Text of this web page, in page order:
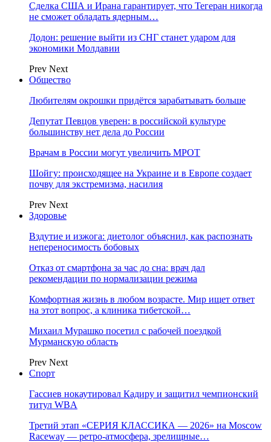
Сделка США и Ирана гарантирует, что Тегеран никогда
не сможет обладать ядерным…
Додон: решение выйти из СНГ станет ударом для
экономики Молдавии
Prev Next
Общество
Любителям окрошки придётся зарабатывать больше
Депутат Певцов уверен: в российской культуре
большинству нет дела до России
Врачам в России могут увеличить МРОТ
Шойгу: происходящее на Украине и в Европе создает
почву для экстремизма, насилия
Prev Next
Здоровье
Вздутие и изжога: диетолог объяснил, как распознать
непереносимость бобовых
Отказ от смартфона за час до сна: врач дал
рекомендации по нормализации режима
Комфортная жизнь в любом возрасте. Мир ищет ответ
на этот вопрос, а клиника тибетской…
Михаил Мурашко посетил с рабочей поездкой
Мурманскую область
Prev Next
Спорт
Гассиев нокаутировал Кадиру и защитил чемпионский
титул WBA
Третий этап «СЕРИЯ КЛАССИКА — 2026» на Moscow
Raceway — ретро‑атмосфера, зрелищные…